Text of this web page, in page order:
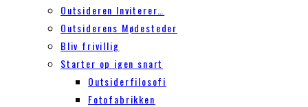
Outsideren Inviterer…
Outsiderens Mødesteder
Bliv frivillig
Starter op igen snart
Outsiderfilosofi
Fotofabrikken